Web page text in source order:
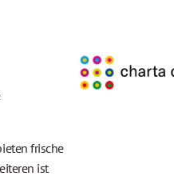
frische
ist